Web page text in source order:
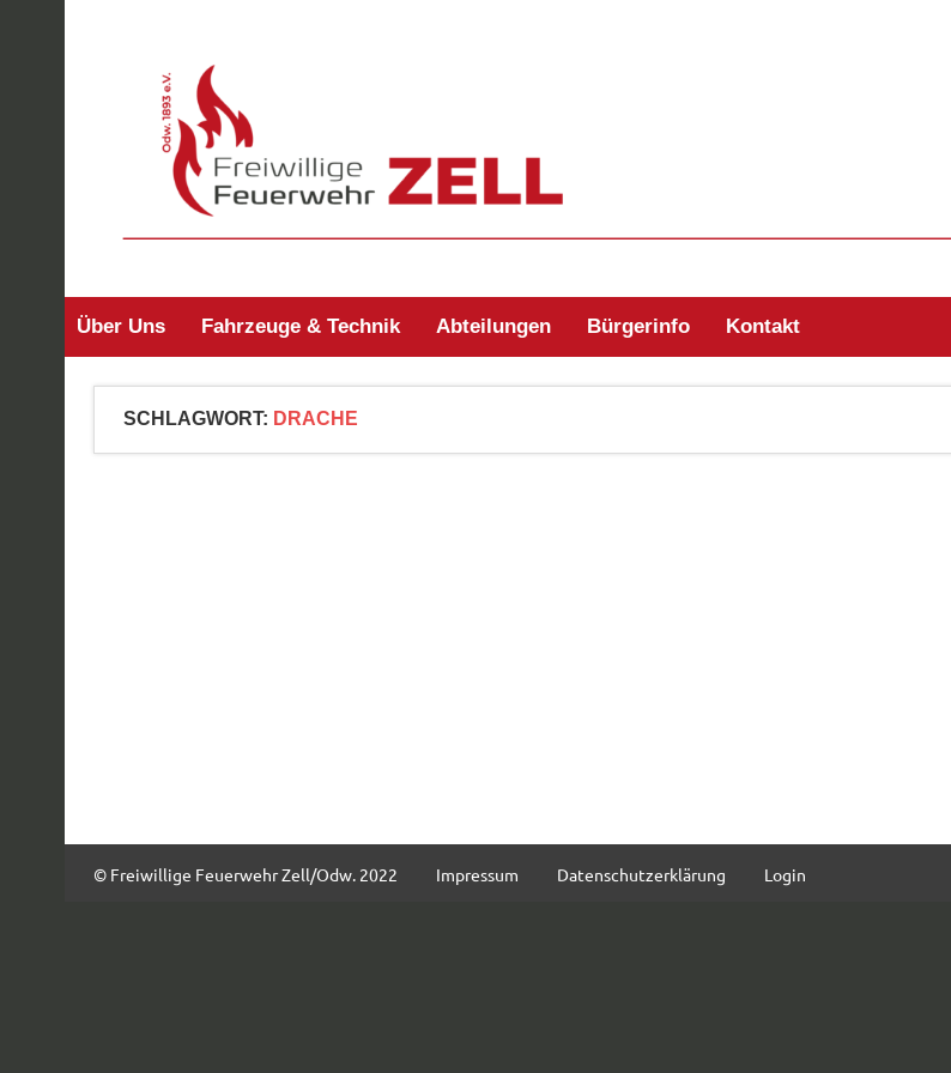
Über Uns Fahrzeuge & Technik Abteilungen Bürgerinfo Kontakt
SCHLAGWORT: DRACHE
© Freiwillige Feuerwehr Zell/Odw. 2022 Impressum Datenschutzerklärung Login